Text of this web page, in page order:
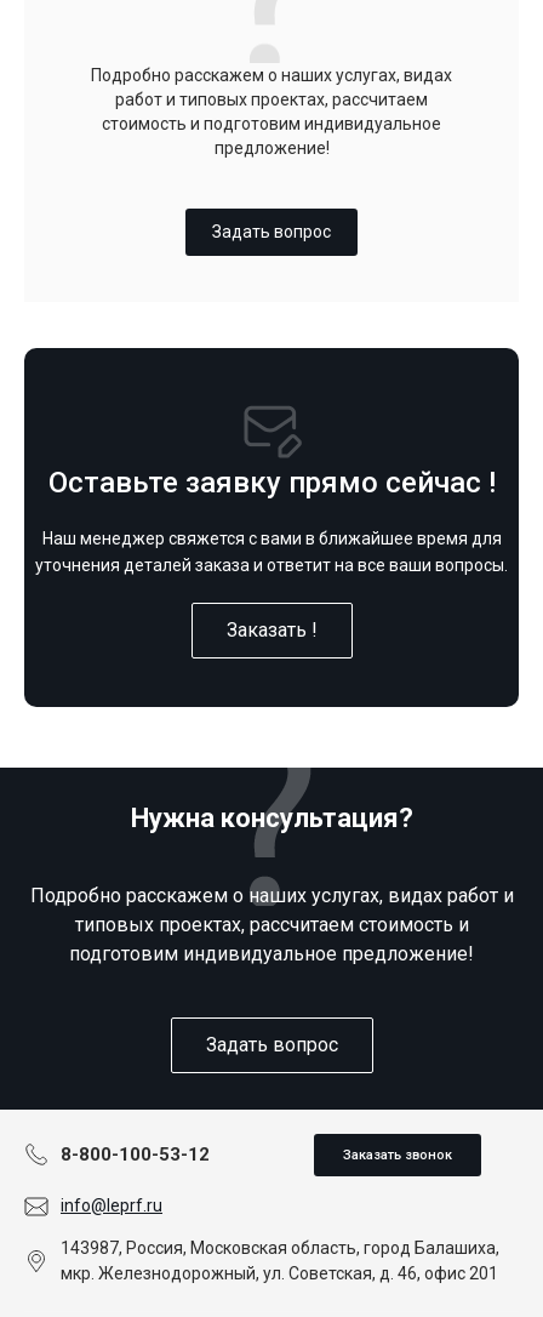
Подробно расскажем о наших услугах, видах
работ и типовых проектах, рассчитаем
стоимость и подготовим индивидуальное
предложение!
Задать вопрос
Оставьте заявку прямо сейчас !
Наш менеджер свяжется с вами в ближайшее время для
уточнения деталей заказа и ответит на все ваши вопросы.
Заказать !
Нужна консультация?
Подробно расскажем о наших услугах, видах работ и
типовых проектах, рассчитаем стоимость и
подготовим индивидуальное предложение!
Задать вопрос
8-800-100-53-12 Заказать звонок
info@leprf.ru
143987, Россия, Московская область, город Балашиха,
мкр. Железнодорожный, ул. Советская, д. 46, офис 201